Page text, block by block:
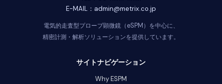
E-MAIL：admin@metrix.co.jp
電気的走査型プローブ顕微鏡（eSPM）を中心に、
精密計測・解析ソリューションを提供しています。
サイトナビゲーション
Why ESPM